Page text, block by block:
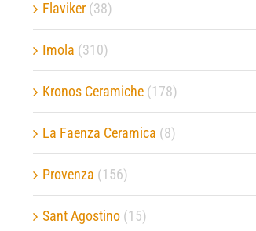
Flaviker (38)
Imola (310)
Kronos Ceramiche (178)
La Faenza Ceramica (8)
Provenza (156)
Sant Agostino (15)